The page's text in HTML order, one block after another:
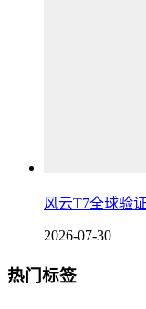
风云T7全球验
2026-07-30
热门标签